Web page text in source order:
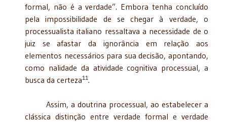
formal, não é a verdade”. Embora tenha concluído
pela impossibilidade de se chegar à verdade, o
processualista italiano ressaltava a necessidade de o
juiz se afastar da ignorância em relação aos
elementos necessários para sua decisão, apontando,
como nalidade da atividade cognitiva processual, a
busca da certeza11.
Assim, a doutrina processual, ao estabelecer a
clássica distinção entre verdade formal e verdade